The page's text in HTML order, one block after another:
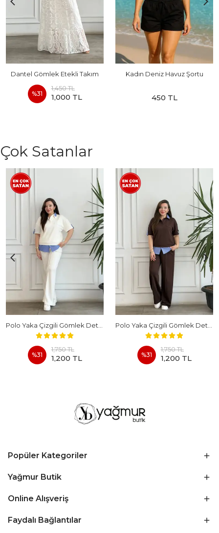
Dantel Gömlek Etekli Takım
%31
1,450 TL
1,000 TL
Kadın Deniz Havuz Şortu
450 TL
Çok Satanlar
%31
1,750 TL
1,200 TL %31
1,750 TL
1,200 TL
Popüler Kategoriler
Yağmur Butik
Online Alışveriş
Faydalı Bağlantılar